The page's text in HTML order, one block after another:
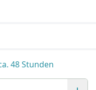
48 Stunden